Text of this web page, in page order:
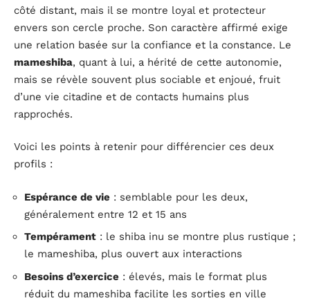
côté distant, mais il se montre loyal et protecteur
envers son cercle proche. Son caractère affirmé exige
une relation basée sur la confiance et la constance. Le
mameshiba, quant à lui, a hérité de cette autonomie,
mais se révèle souvent plus sociable et enjoué, fruit
d’une vie citadine et de contacts humains plus
rapprochés.
Voici les points à retenir pour différencier ces deux
profils :
Espérance de vie : semblable pour les deux,
généralement entre 12 et 15 ans
Tempérament : le shiba inu se montre plus rustique ;
le mameshiba, plus ouvert aux interactions
Besoins d’exercice : élevés, mais le format plus
réduit du mameshiba facilite les sorties en ville